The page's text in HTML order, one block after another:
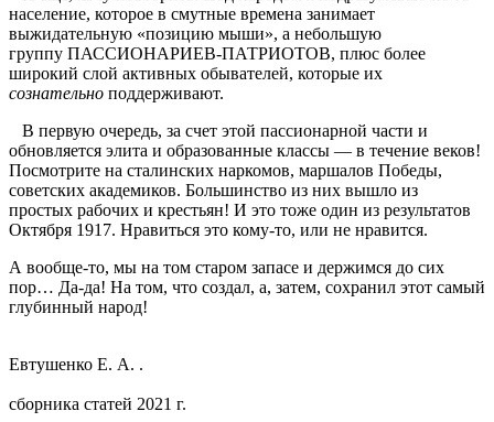
население, которое в смутные времена занимает
выжидательную «позицию мыши», а небольшую
группу ПАССИОНАРИЕВ-ПАТРИОТОВ, плюс более
широкий слой активных обывателей, которые их
сознательно поддерживают.
В первую очередь, за счет этой пассионарной части и
обновляется элита и образованные классы — в течение веков!
Посмотрите на сталинских наркомов, маршалов Победы,
советских академиков. Большинство из них вышло из
простых рабочих и крестьян! И это тоже один из результатов
Октября 1917. Нравиться это кому-то, или не нравится.
А вообще-то, мы на том старом запасе и держимся до сих
пор… Да-да! На том, что создал, а, затем, сохранил этот самый
глубинный народ!
Евтушенко Е. А. .
сборника статей 2021 г.